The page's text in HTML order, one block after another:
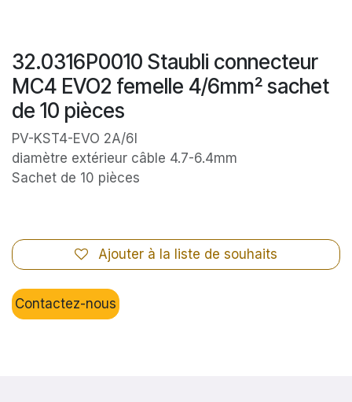
32.0316P0010 Staubli connecteur
MC4 EVO2 femelle 4/6mm² sachet
de 10 pièces
PV-KST4-EVO 2A/6I
diamètre extérieur câble 4.7-6.4mm
Sachet de 10 pièces
Ajouter à la liste de souhaits
Contactez-nous